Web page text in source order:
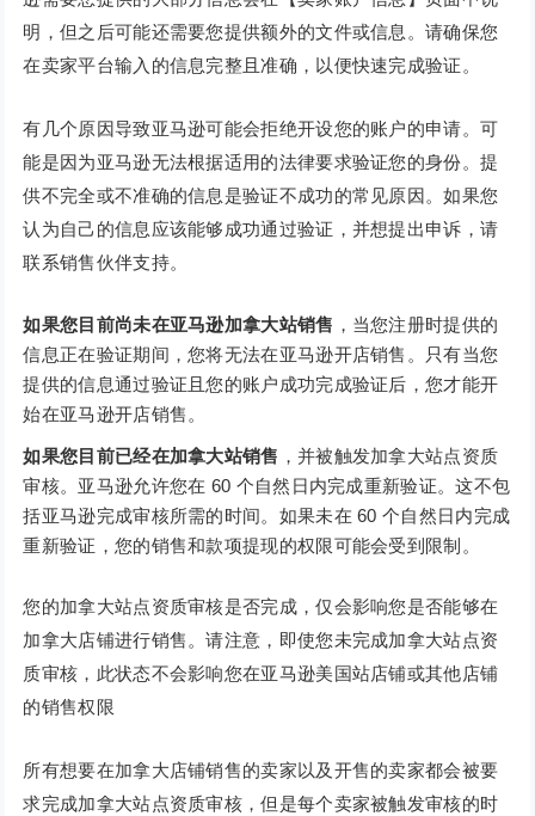
明，但之后可能还需要您提供额外的文件或信息。请确保您
在卖家平台输入的信息完整且准确，以便快速完成验证。
有几个原因导致亚马逊可能会拒绝开设您的账户的申请。可
能是因为亚马逊无法根据适用的法律要求验证您的身份。提
供不完全或不准确的信息是验证不成功的常见原因。如果您
认为自己的信息应该能够成功通过验证，并想提出申诉，请
联系销售伙伴支持。
如果您目前尚未在亚马逊加拿大站销售 ，当您注册时提供的
信息正在验证期间，您将无法在亚马逊开店销售。只有当您
提供的信息通过验证且您的账户成功完成验证后，您才能开
始在亚马逊开店销售。
如果您目前已经在加拿大站销售 ，并被触发加拿大站点资质
审核。亚马逊允许您在 60 个自然日内完成重新验证。这不包
括亚马逊完成审核所需的时间。如果未在 60 个自然日内完成
重新验证，您的销售和款项提现的权限可能会受到限制。
您的加拿大站点资质审核是否完成，仅会影响您是否能够在
加拿大店铺进行销售。请注意，即使您未完成加拿大站点资
质审核，此状态不会影响您在亚马逊美国站店铺或其他店铺
的销售权限
所有想要在加拿大店铺销售的卖家以及开售的卖家都会被要
求完成加拿大站点资质审核，但是每个卖家被触发审核的时